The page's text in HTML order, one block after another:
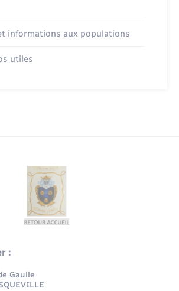
informations aux populations
utiles
:
Gaulle